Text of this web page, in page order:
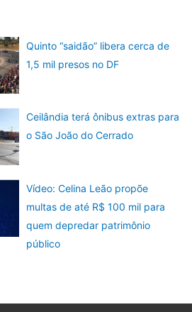
Quinto “saidão” libera cerca de
1,5 mil presos no DF
Ceilândia terá ônibus extras para
o São João do Cerrado
Vídeo: Celina Leão propõe
multas de até R$ 100 mil para
quem depredar patrimônio
público